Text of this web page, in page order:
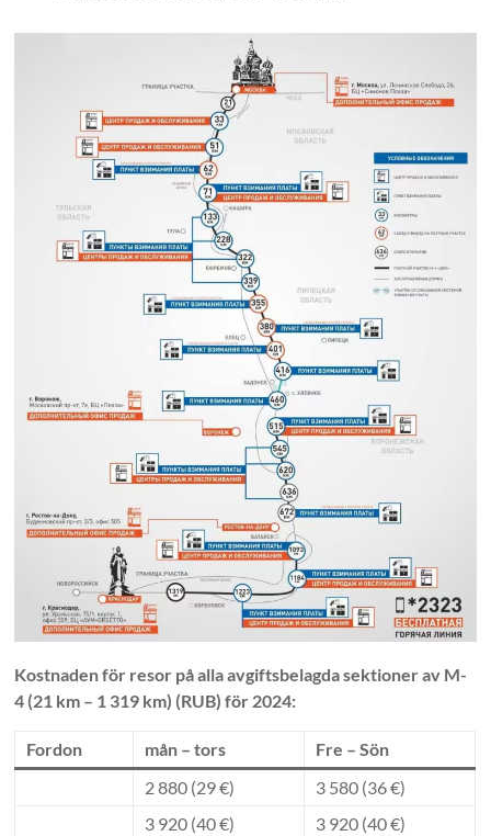
Kostnaden för resor på alla avgiftsbelagda sektioner av M-
4 (21 km – 1 319 km) (RUB) för 2024:
Fordon mån – tors
Fre – Sön
2 880 (29 €)
3 580 (36 €)
3 920 (40 €)
3 920 (40 €)